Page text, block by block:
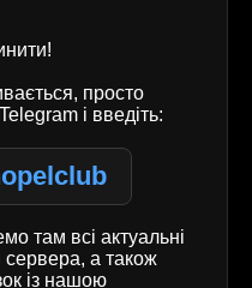
просто
і введіть:
там всі актуальні
а також
із нашою